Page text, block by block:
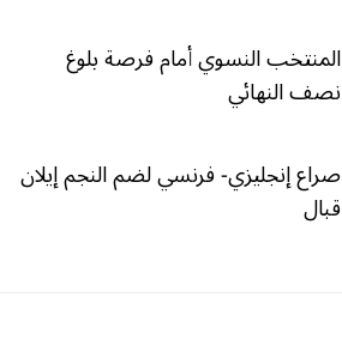
المنتخب النسوي أمام فرصة بلوغ
نصف النهائي
صراع إنجليزي- فرنسي لضم النجم إيلان
قبال